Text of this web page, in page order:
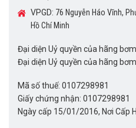
VPGD: 76 Nguyễn Háo Vĩnh,
Hồ Chí Minh
Đại diện Uỷ quyền của hãng
Đại diện Uỷ quyền của hãng
Mã số thuế: 0107298981
Giấy chứng nhận: 0107298981
Ngày cấp 15/01/2016, Nơi Cấp